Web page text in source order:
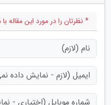
* نظرتان را در مورد این مقاله با